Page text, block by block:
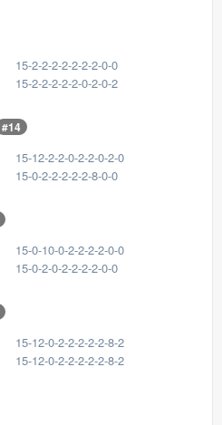
15-2-2-2-2-2-2-2-0-0
15-2-2-2-2-2-0-2-0-2
#14
15-12-2-2-0-2-2-0-2-0
15-0-2-2-2-2-2-8-0-0
15-0-10-0-2-2-2-2-0-0
15-0-2-0-2-2-2-2-0-0
15-12-0-2-2-2-2-2-8-2
15-12-0-2-2-2-2-2-8-2